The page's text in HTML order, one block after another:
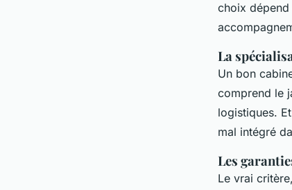
choix dépend
La
Un bon
comprend le
logistiques.
mal intégré
Les
Le vrai